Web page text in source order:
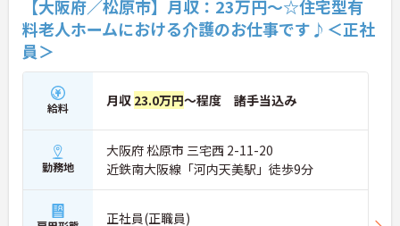
【大阪府／松原市】月収：23万円～☆住宅型有
料老人ホームにおける介護のお仕事です♪＜正社
員＞
給料 月収 23.0万円～程度 諸手当込み
勤務地
大阪府 松原市 三宅西 2-11-20
近鉄南大阪線「河内天美駅」徒歩9分
正社員(正職員)